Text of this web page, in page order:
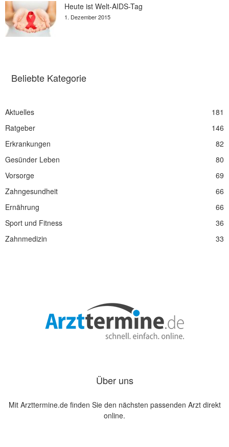
Heute ist Welt-AIDS-Tag
1. Dezember 2015
Beliebte Kategorie
Aktuelles
181
Ratgeber
146
Erkrankungen
82
Gesünder Leben
80
Vorsorge
69
Zahngesundheit
66
Ernährung
66
Sport und Fitness
36
Zahnmedizin
33
Über uns
Mit Arzttermine.de finden Sie den nächsten passenden Arzt direkt
online.